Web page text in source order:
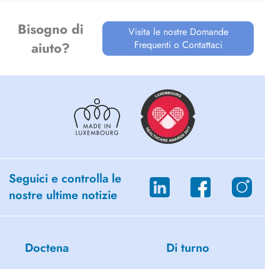
Bisogno di
aiuto?
Visita le nostre Domande
Frequenti o Contattaci
Seguici e controlla le
nostre ultime notizie
Doctena Di turno